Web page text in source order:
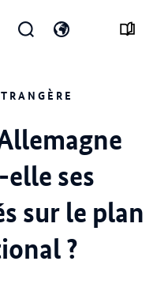
de
langue
ses
sur le plan
?